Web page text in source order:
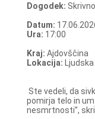
Dogodek:
Datum:
Ura: 17:00
Kraj: Ajdovščina
Lokacija:
Ste vedeli, da
pomirja telo in
nesmrtnosti”,